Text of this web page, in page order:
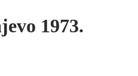
1973.